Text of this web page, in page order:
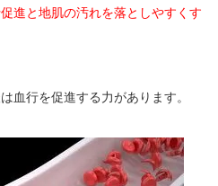
進と地肌の汚れを落としやすくす
血行を促進する力があります。